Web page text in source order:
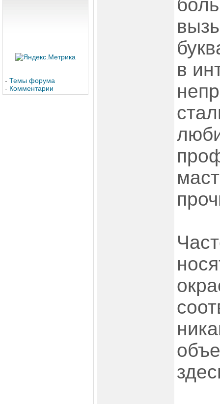
- Темы форума
- Комментарии
в